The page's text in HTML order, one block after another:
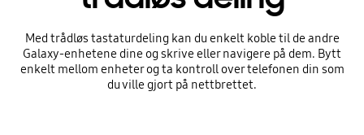
Med trådløs tastaturdeling kan du enkelt koble til de andre
Galaxy-enhetene dine og skrive eller navigere på dem. Bytt
enkelt mellom enheter og ta kontroll over telefonen din som
du ville gjort på nettbrettet.